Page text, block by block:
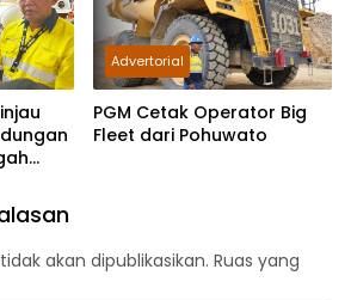
Advertorial
PGM Cetak Operator Big
Fleet dari Pohuwato
akan dipublikasikan. Ruas yang